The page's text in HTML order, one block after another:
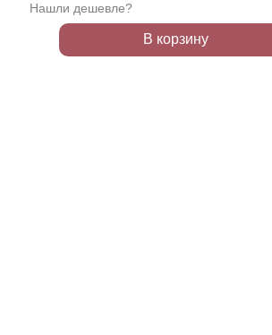
Нашли дешевле?
В корзину